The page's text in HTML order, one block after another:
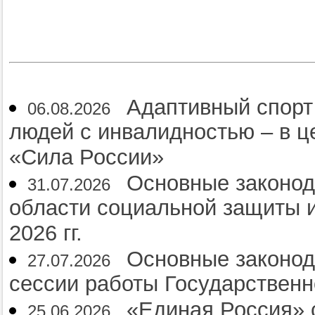
06.08.2026 Адаптивный
людей с инвалидностью – в
«Сила России»
31.07.2026 Основные
области социальной защиты
2026 гг.
27.07.2026 Основные
сессии работы
25.06.2026 «Единая Россия»